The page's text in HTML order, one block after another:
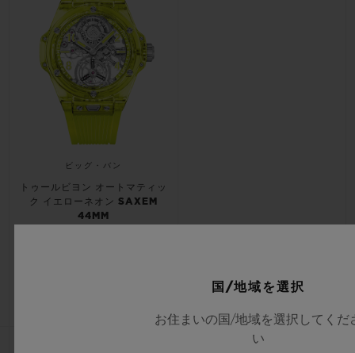
ビッグ・バン
トゥールビヨン オートマティッ
ク イエローネオン SAXEM
44MM
国/地域を選択
お住まいの国/地域を選択してくだ
い